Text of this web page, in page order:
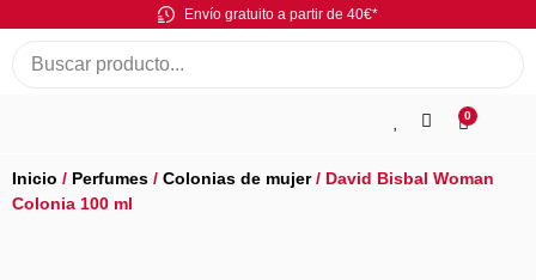
Envío gratuito a partir de 40€*
0
Inicio / Perfumes / Colonias de mujer/ David Bisbal Woman
Colonia 100 ml